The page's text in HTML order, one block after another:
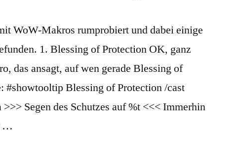
WoW-Makros rumprobiert und dabei einige
1. Blessing of Protection OK, ganz
das ansagt, auf wen gerade Blessing of
#showtooltip Blessing of Protection /cast
Segen des Schutzes auf %t <<< Immerhin
…